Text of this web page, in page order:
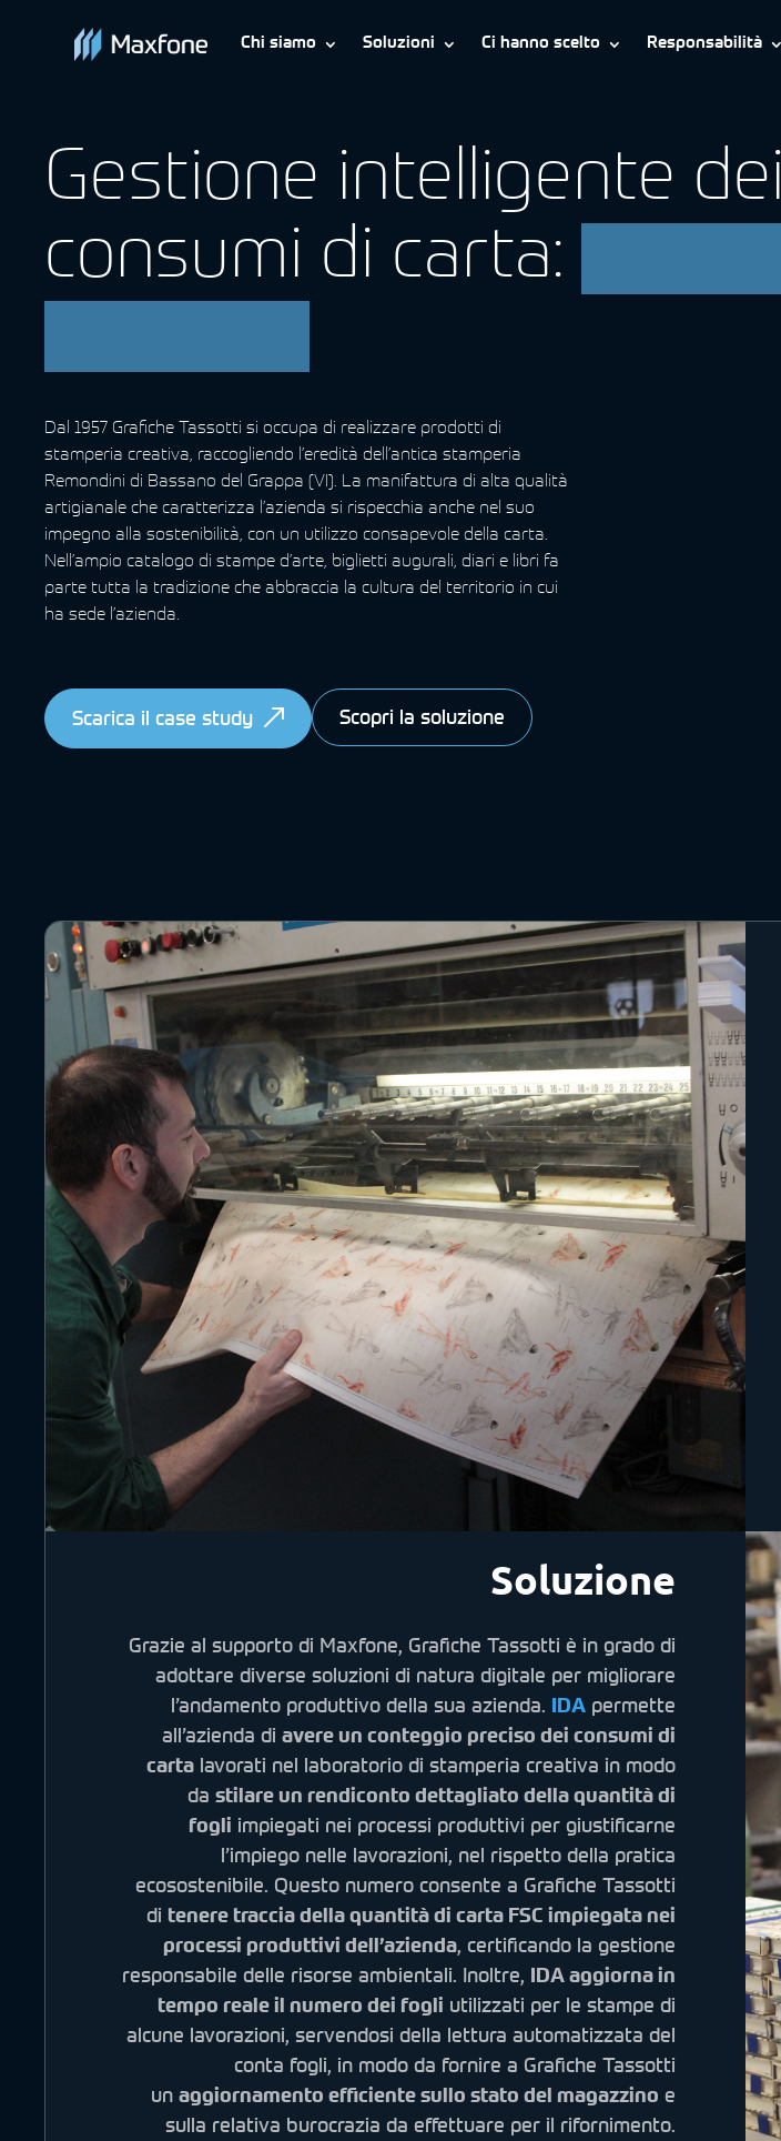
Chi siamo Soluzioni Ci hanno scelto Responsabilità
Gestione intelligente dei
consumi di carta:
Dal 1957 Grafiche Tassotti si occupa di realizzare prodotti di
stamperia creativa, raccogliendo l’eredità dell’antica stamperia
Remondini di Bassano del Grappa (VI). La manifattura di alta qualità
artigianale che caratterizza l’azienda si rispecchia anche nel suo
impegno alla sostenibilità, con un utilizzo consapevole della carta.
Nell’ampio catalogo di stampe d’arte, biglietti augurali, diari e libri fa
parte tutta la tradizione che abbraccia la cultura del territorio in cui
ha sede l’azienda.
Scarica il case study Scopri la soluzione
Soluzione
Grazie al supporto di Maxfone, Grafiche Tassotti è in grado di
adottare diverse soluzioni di natura digitale per migliorare
l’andamento produttivo della sua azienda.
IDApermette
all’azienda di avere un conteggio preciso dei consumi di
cartalavorati nel laboratorio di stamperia creativa in modo
da stilare un rendiconto dettagliato della quantità di
fogli impiegati nei processi produttivi per giustificarne
l’impiego nelle lavorazioni, nel rispetto della pratica
ecosostenibile. Questo numero consente a Grafiche Tassotti
di tenere traccia della quantità di carta FSC impiegata nei
processi produttivi dell’azienda, certificando la gestione
responsabile delle risorse ambientali. Inoltre,
IDA aggiorna in
tempo reale il numero dei fogli utilizzati per le stampe di
alcune lavorazioni, servendosi della lettura automatizzata del
conta fogli, in modo da fornire a Grafiche Tassotti
un aggiornamento efficiente sullo stato del magazzino e
sulla relativa burocrazia da effettuare per il rifornimento.